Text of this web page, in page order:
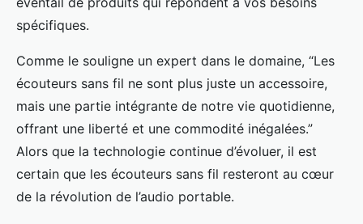
spécifiques.
Comme le souligne un expert dans le domaine, “Les
écouteurs sans fil ne sont plus juste un accessoire,
mais une partie intégrante de notre vie quotidienne,
offrant une liberté et une commodité inégalées.”
Alors que la technologie continue d’évoluer, il est
certain que les écouteurs sans fil resteront au cœur
de la révolution de l’audio portable.